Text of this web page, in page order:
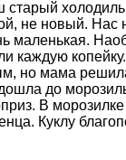
старый
не новый. Нас
маленькая.
каждую
но мама
дошла до
В морозилке
Куклу